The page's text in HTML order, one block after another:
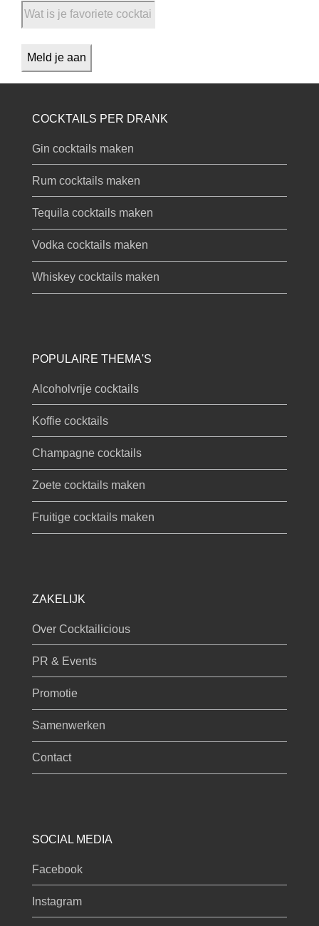
COCKTAILS PER DRANK
Gin cocktails maken
Rum cocktails maken
Tequila cocktails maken
Vodka cocktails maken
Whiskey cocktails maken
POPULAIRE THEMA'S
Alcoholvrije cocktails
Koffie cocktails
Champagne cocktails
Zoete cocktails maken
Fruitige cocktails maken
ZAKELIJK
Over Cocktailicious
PR & Events
Promotie
Samenwerken
Contact
SOCIAL MEDIA
Facebook
Instagram